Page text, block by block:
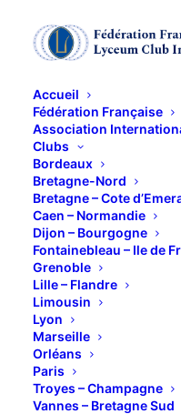
Accueil
Fédération Française
Association
Clubs
Bordeaux
Bretagne-Nord
Bretagne – Cote
Caen – Normandie
Dijon – Bourgogne
Fontainebleau – Ile de
Grenoble
Lille – Flandre
Limousin
Lyon
Marseille
Orléans
Paris
Troyes – Champagne
Vannes – Bretagne Sud